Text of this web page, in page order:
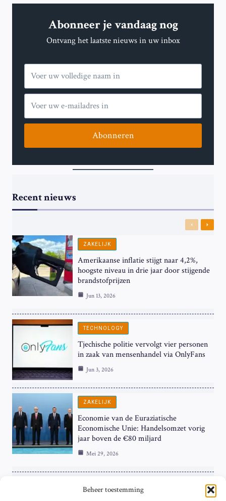
Beheer toestemming
Abonneer je vandaag nog
Ontvang het laatste nieuws in uw inbox
Abonneren
Recent nieuws
Previous
Next
ZAKELIJK
Amerikaanse inflatie stijgt naar 4,2%,
hoogste niveau in drie jaar door stijgende
brandstofprijzen
Jun 13, 2026
TECHNOLOGY
Tjechische politie vervolgt vier personen
in zaak van mensenhandel via OnlyFans
Jun 3, 2026
ZAKELIJK
Economie van de Euraziatische
Economische Unie: Handelsomzet vorig
jaar boven de €80 miljard
Mei 29, 2026
ZAKELIJK